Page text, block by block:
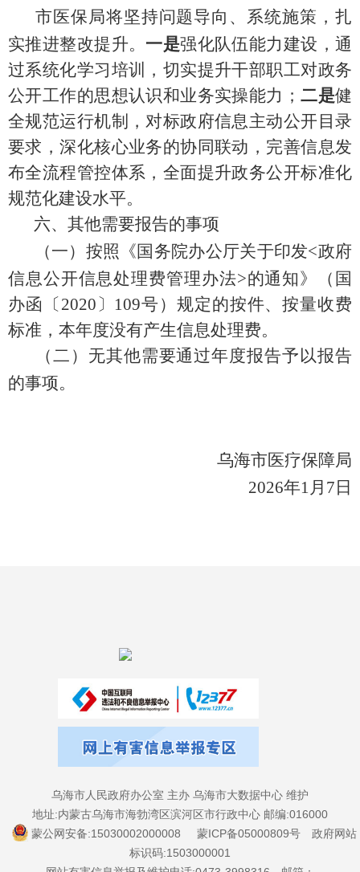
市医保局将坚持问题导向、系统施策，扎
实推进整改提升。 一是强化队伍能力建设，通
过系统化学习培训，切实提升干部职工对政务
公开工作的思想认识和业务实操能力； 二是健
全规范运行机制，对标政府信息主动公开目录
要求，深化核心业务的协同联动，完善信息发
布全流程管控体系，全面提升政务公开标准化
规范化建设水平。
六、其他需要报告的事项
（一） 按照《国务院办公厅关于印发<政府
信息公开信息处理费管理办法>的通知》（国
办函〔 2020 〕 109号）规定的按件、按量收费
标准，本年度没有产生信息处理费。
（二）无其他需要通过年度报告予以报告
的事项。
乌海市医疗保障局
2026年1月 7 日
乌海市人民政府办公室 主办 乌海市大数据中心 维护
地址:内蒙古乌海市海勃湾区滨河区市行政中心 邮编:016000
蒙公网安备:15030002000008
蒙ICP备05000809号
政府网站
标识码:1503000001